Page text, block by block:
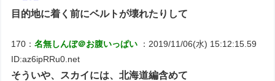
目的地に着く前にベルトが壊れたりして
170：名無しんぼ＠お腹いっぱい
：2019/11/06(水) 15:12:15.59
ID:az6ipRRu0.net
そういや、スカイには、北海道編含めて